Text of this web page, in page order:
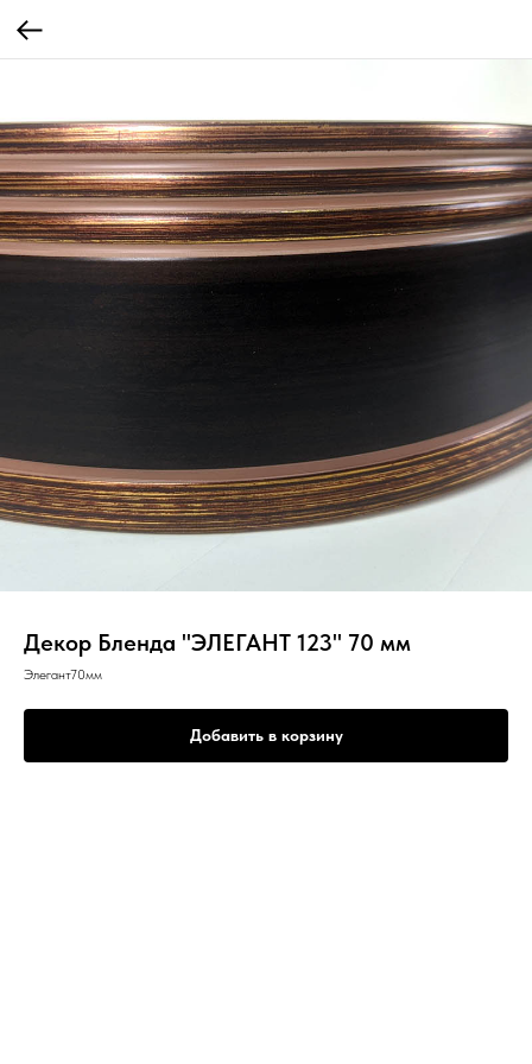
Декор Бленда "ЭЛЕГАНТ 123" 70 мм
Элегант70мм
Добавить в корзину